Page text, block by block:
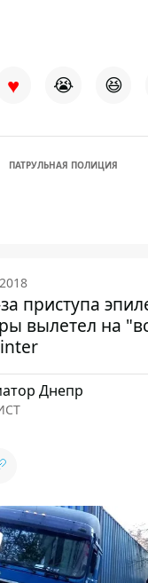
♥ 😭 😆
ПАТРУЛЬНАЯ ПОЛИЦИЯ
приступа
вылетел на
Днепр